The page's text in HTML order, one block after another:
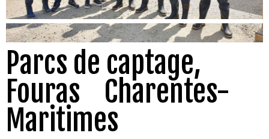
Parcs de captage,
Fouras Charentes-
Maritimes